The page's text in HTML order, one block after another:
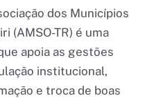
dos Municípios
(AMSO-TR) é uma
apoia as gestões
institucional,
e troca de boas